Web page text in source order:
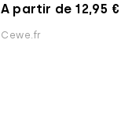
A partir de 12,95 €
Cewe.fr